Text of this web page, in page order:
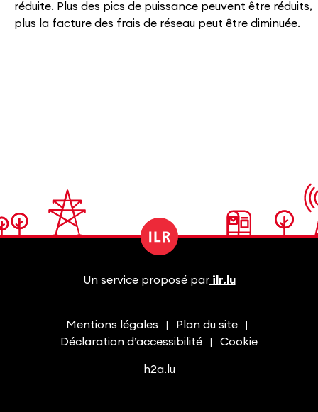
réduite. Plus des pics de puissance peuvent être réduits,
plus la facture des frais de réseau peut être diminuée.
Mentions légales
Plan du site
Déclaration d’accessibilité
Cookie
Un service proposé parilr.lu
h2a.lu